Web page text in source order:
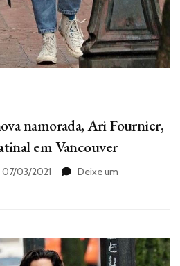
namorada, Ari Fournier,
em Vancouver
07/03/2021
Deixe um